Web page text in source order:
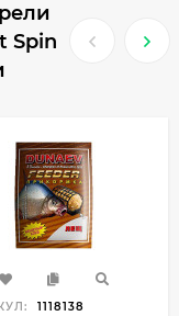
Spin
1118138